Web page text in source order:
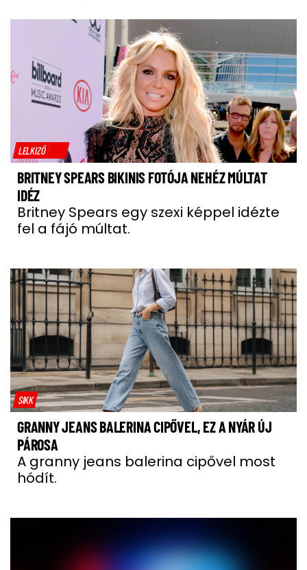
LELKIZŐ
BRITNEY SPEARS BIKINIS FOTÓJA NEHÉZ MÚLTAT
IDÉZ
Britney Spears egy szexi képpel idézte
fel a fájó múltat.
SIKK
GRANNY JEANS BALERINA CIPŐVEL, EZ A NYÁR ÚJ
PÁROSA
A granny jeans balerina cipővel most
hódít.